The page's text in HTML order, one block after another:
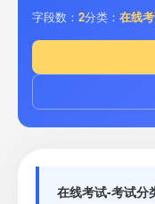
流量 剩余接口流量
套餐
字段数： 2分类： 在线
在线考试-考试分